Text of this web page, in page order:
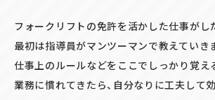
SHARE
フォークリフトの免許を活かした仕事がし
最初は指導員がマンツーマンで教えていき
仕事上のルールなどをここでしっかり覚え
業務に慣れてきたら、自分なりに工夫して